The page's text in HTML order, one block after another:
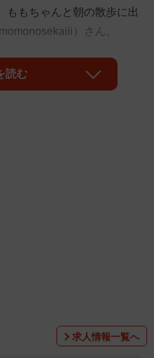
ももちゃんと朝の散歩に出
）さん。
から驚きの声をかけられた
飼い主さん。ポストされたの
読む
求人情報一覧へ